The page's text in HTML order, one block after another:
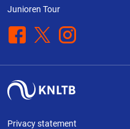
Junioren Tour
Facebook
X Instagram
Privacy statement